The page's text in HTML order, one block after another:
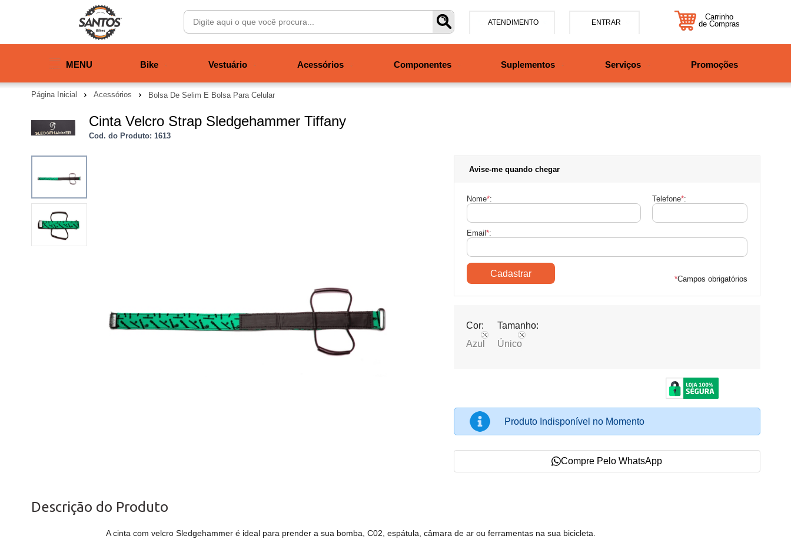
ATENDIMENTO
47997708525
ENTRAR
Carrinho
de Compras
MENU Bike Vestuário Acessórios Componentes Suplementos Serviços Promoções
Página Inicial Acessórios Bolsa De Selim E Bolsa Para Celular
Cinta Velcro Strap Sledgehammer Tiffany
Cod. do Produto: 1613
Avise-me quando chegar
Nome*: Telefone*:
Email *:
*Campos obrigatórios
Cor:
Azul
Tamanho:
Único
Produto Indisponível no Momento
Compre Pelo WhatsApp
Descrição do Produto
A cinta com velcro Sledgehammer é ideal para prender a sua bomba, C02, espátula, câmara de ar ou ferramentas na sua bicicleta.